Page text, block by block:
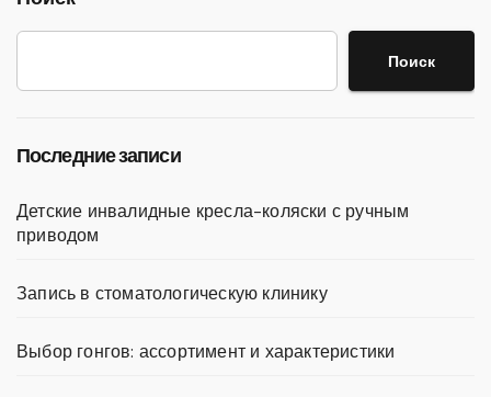
A
p
a
m
kl
a
в
и Поиск
Последние записи
Детские инвалидные кресла-коляски с ручным
приводом
Запись в стоматологическую клинику
Выбор гонгов: ассортимент и характеристики